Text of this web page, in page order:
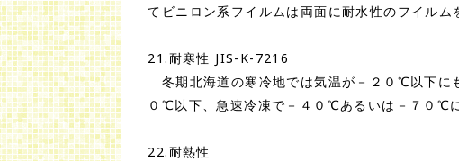
てビニロン系フイルムは両面に耐水性のフイル
21.耐寒性 JIS-K-7216
冬期北海道の寒冷地では気温が－２０℃以下に
０℃以下、急速冷凍で－４０℃あるいは－７０℃
22.耐熱性